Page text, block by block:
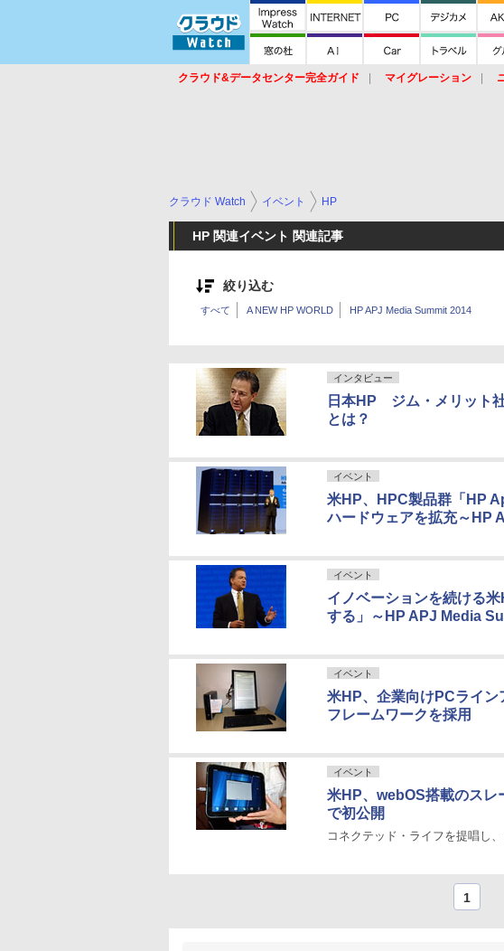
クラウド&データセンター完全ガイド マイグレーション
クラウド Watch イベント HP
HP 関連イベント 関連記事
絞り込む
すべて A NEW HP WORLD HP APJ Media Summit 2014
インタビュー
日本HP ジム・メリット
とは？
イベント
米HP、HPC製品群「HP
ハードウェアを拡充～HP
イベント
イノベーションを続ける
する」～HP APJ Media
イベント
米HP、企業向けPCライ
フレームワークを採用
イベント
米HP、webOS搭載のス
で初公開
コネクテッド・ライフを提唱し
1